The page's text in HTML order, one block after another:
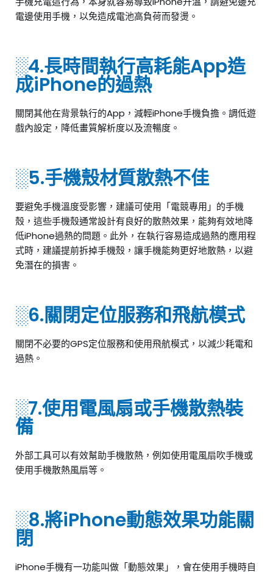
電邊使用手機，以免造成電池高負荷而發燙。
░4.長時間執行高耗能App造
成iPhone的過熱
關閉其他在背景執行的App，減輕iPhone手機負擔。調低遊
戲內設定，降低畫質解析度以及流暢度。
░5.手機殼材質散熱不佳
要避免手機溫度受影響，建議可使用「電競專用」的手機
殼，這些手機殼通常設計有良好的散熱效果，能夠有效地降
低iPhone過熱的問題。此外，在執行容易造成過熱的應用程
式時，建議提前拆掉手機殼，讓手機能夠更好地散熱，以避
免潛在的損害。
░6.關閉定位服務和飛航模式
關閉不必要的GPS定位服務和使用飛航模式，以減少耗電和
過熱。
░7.使用電風扇或手機散熱裝
備
外部工具可以有效幫助手機散熱，例如使用電風扇吹手機或
使用手機散熱風扇等。
░8.將iPhone動態效果功能關
閉
iPhone手機有一功能叫做「動態效果」，會在使用手機時自